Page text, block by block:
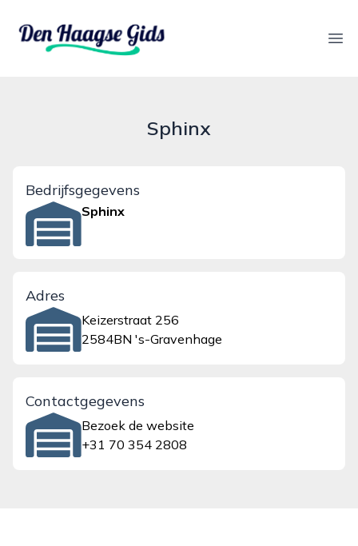
denhaagsegids.nl
Sphinx
Bedrijfsgegevens
Sphinx
Adres
Keizerstraat 256
2584BN 's-Gravenhage
Contactgegevens
Bezoek de website
+31 70 354 2808